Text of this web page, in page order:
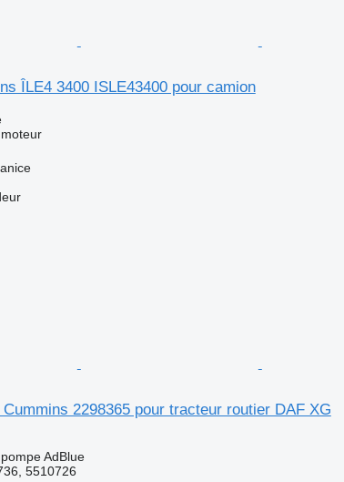
ÎLE4 3400 ISLE43400 pour camion
Cummins 2298365 pour tracteur routier DAF XG
AdBlue
5510726